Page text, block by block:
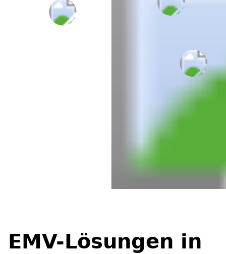
EMV-Lösungen in